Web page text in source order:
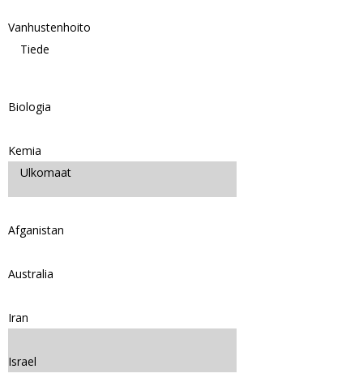
Vanhustenhoito
Tiede
Biologia
Kemia
Ulkomaat
Afganistan
Australia
Iran
Israel